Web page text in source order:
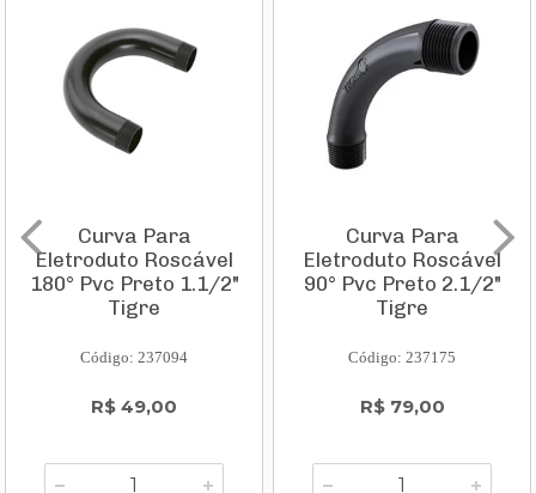
Curva Para
Eletroduto Roscável
180° Pvc Preto 1.1/2"
Tigre
Código: 237094
R$ 49,00
Curva Para
Eletroduto Roscável
90° Pvc Preto 2.1/2"
Tigre
Código: 237175
R$ 79,00